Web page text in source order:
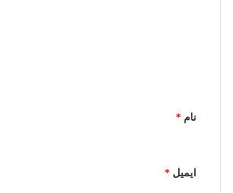
*
نام *
ایمیل *